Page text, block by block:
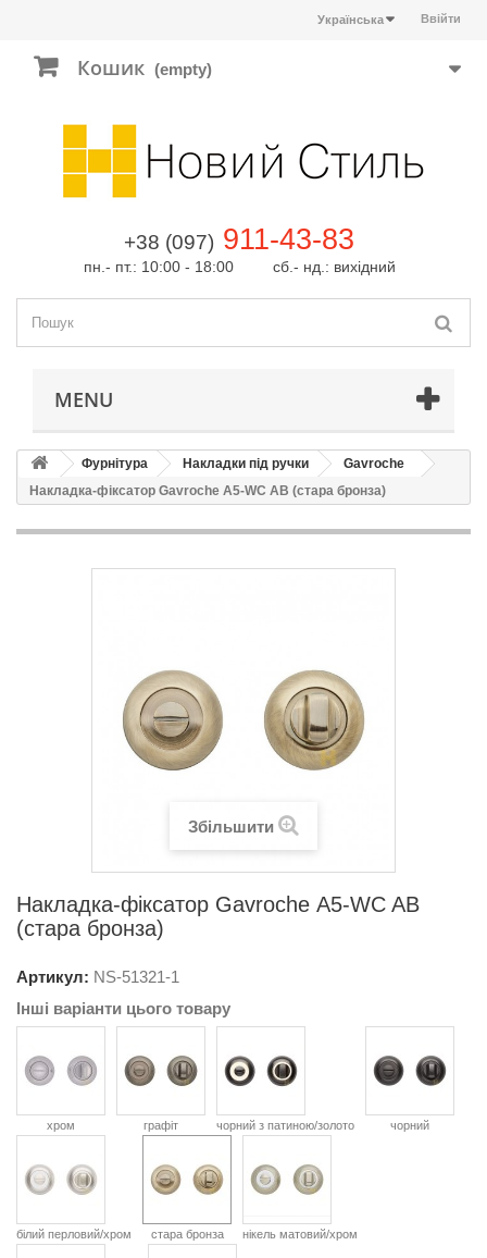
Ввійти
Українська
Кошик (empty)
+38 (097) 911-43-83
пн.- пт.: 10:00 - 18:00 сб.- нд.: вихідний
MENU
Фурнітура Накладки під ручки
Gavroche
Накладка-фіксатор Gavroche А5-WC AB (стара бронза)
Збільшити
Накладка-фіксатор Gavroche А5-WC AB
(стара бронза)
Артикул: NS-51321-1
Інші варіанти цього товару
хром графіт чорний з патиною/золото чорний
білий перловий/хром стара бронза нікель матовий/хром